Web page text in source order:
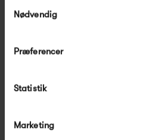
Nødvendig
Præferencer
Statistik
Marketing300,00 kr